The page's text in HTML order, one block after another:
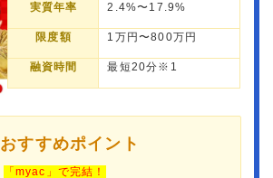
実質年率 2.4%〜17.9%
限度額 1万円〜800万円
融資時間 最短20分※1
おすすめポイント
「myac」で完結！